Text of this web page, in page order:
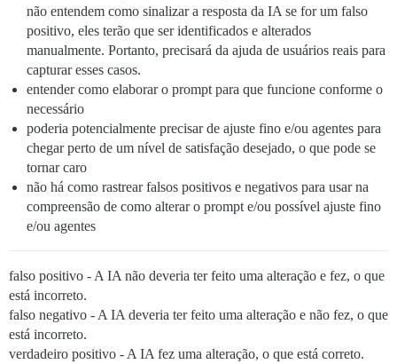
não entendem como sinalizar a resposta da IA se for um falso
positivo, eles terão que ser identificados e alterados
manualmente. Portanto, precisará da ajuda de usuários reais para
capturar esses casos.
entender como elaborar o prompt para que funcione conforme o
necessário
poderia potencialmente precisar de ajuste fino e/ou agentes para
chegar perto de um nível de satisfação desejado, o que pode se
tornar caro
não há como rastrear falsos positivos e negativos para usar na
compreensão de como alterar o prompt e/ou possível ajuste fino
e/ou agentes
falso positivo - A IA não deveria ter feito uma alteração e fez, o que
está incorreto.
falso negativo - A IA deveria ter feito uma alteração e não fez, o que
está incorreto.
verdadeiro positivo - A IA fez uma alteração, o que está correto.